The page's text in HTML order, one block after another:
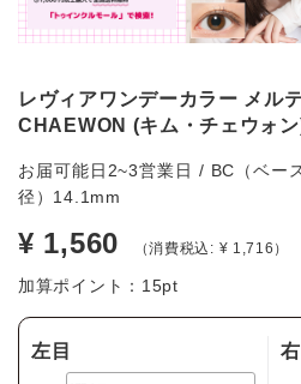
レヴィアワンデーカラー メル
CHAEWON (キム・チェウォ
お届可能日2~3営業日 / BC（ベー
径）14.1mm
¥ 1,560 （消費税込: ¥ 1,716）
加算ポイント： 15pt
左目